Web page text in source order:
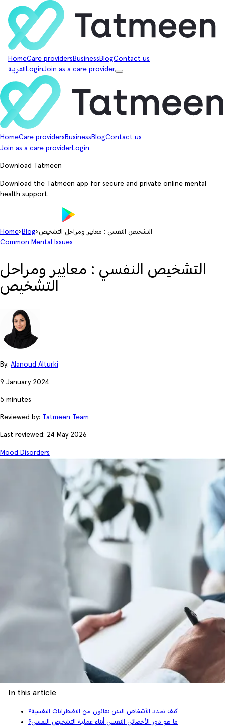
HomeCare providers Business BlogContact us
العربية LoginJoin as a care provider
HomeCare providers Business BlogContact us
Join as a care providerLogin
Download Tatmeen
Download the Tatmeen app for secure and private online mental
health support.
Home› Blog›التشخيص النفسي : معايير ومراحل التشخيص
Common Mental Issues
التشخيص النفسي : معايير ومراحل
التشخيص
By: Alanoud Alturki
9 January 2024
5 minutes
Reviewed by: Tatmeen Team
Last reviewed: 24 May 2026
Mood Disorders
In this article
كيف نحدد الأشخاص الذين يعانون من الاضطرابات النفسية؟
ما هو دور الأخصائي النفسي أثناء عملية التشخيص النفسي؟